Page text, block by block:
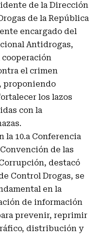
de la Dirección
de la República
encargado del
Antidrogas,
el crimen
proponiendo
los lazos
con la
la 10.a Conferencia
de las
destacó
Control Drogas, se
en la
de información
prevenir, reprimir
distribución y